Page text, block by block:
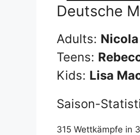
Deutsche
Adults:
Teens:
Kids: Lisa
Saison-
315 Wettkämpfe in